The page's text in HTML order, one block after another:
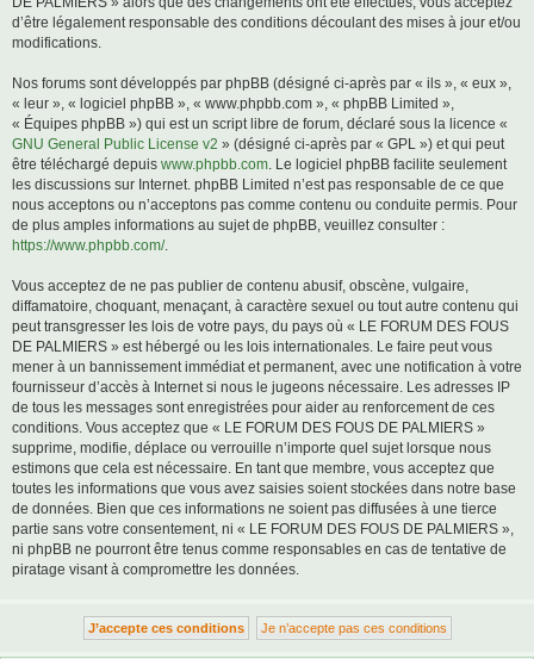
d’être légalement responsable des conditions découlant des mises à jour et/ou
modifications.
Nos forums sont développés par phpBB (désigné ci-après par « ils », « eux »,
« leur », « logiciel phpBB », « www.phpbb.com », « phpBB Limited »,
« Équipes phpBB ») qui est un script libre de forum, déclaré sous la licence «
GNU General Public License v2 » (désigné ci-après par « GPL ») et qui peut
être téléchargé depuis www.phpbb.com. Le logiciel phpBB facilite seulement
les discussions sur Internet. phpBB Limited n’est pas responsable de ce que
nous acceptons ou n’acceptons pas comme contenu ou conduite permis. Pour
de plus amples informations au sujet de phpBB, veuillez consulter :
https://www.phpbb.com/.
Vous acceptez de ne pas publier de contenu abusif, obscène, vulgaire,
diffamatoire, choquant, menaçant, à caractère sexuel ou tout autre contenu qui
peut transgresser les lois de votre pays, du pays où « LE FORUM DES FOUS
DE PALMIERS » est hébergé ou les lois internationales. Le faire peut vous
mener à un bannissement immédiat et permanent, avec une notification à votre
fournisseur d’accès à Internet si nous le jugeons nécessaire. Les adresses IP
de tous les messages sont enregistrées pour aider au renforcement de ces
conditions. Vous acceptez que « LE FORUM DES FOUS DE PALMIERS »
supprime, modifie, déplace ou verrouille n’importe quel sujet lorsque nous
estimons que cela est nécessaire. En tant que membre, vous acceptez que
toutes les informations que vous avez saisies soient stockées dans notre base
de données. Bien que ces informations ne soient pas diffusées à une tierce
partie sans votre consentement, ni « LE FORUM DES FOUS DE PALMIERS »,
ni phpBB ne pourront être tenus comme responsables en cas de tentative de
piratage visant à compromettre les données.